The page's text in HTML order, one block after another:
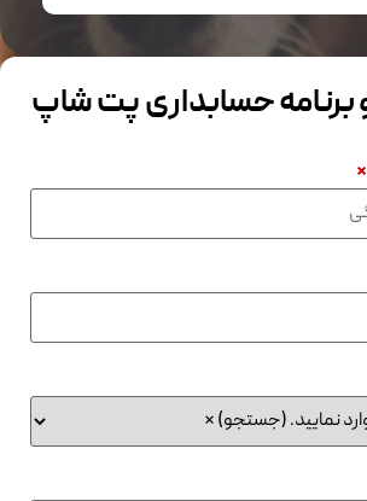
برنامه حسابداری پت شاپ
*